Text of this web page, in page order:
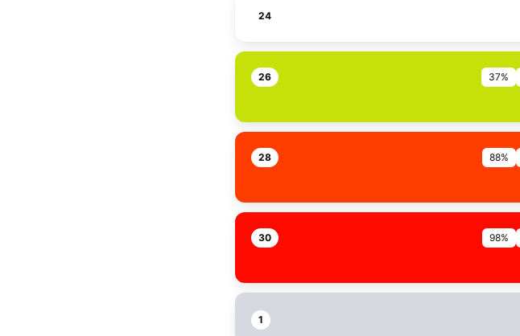
24
26 37%
28 88%
30 98%
1